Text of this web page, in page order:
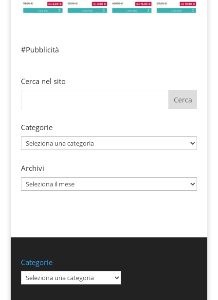
#Pubblicità
Cerca nel sito
Categorie
Categorie
Archivi
Archivi
Categorie
Categorie